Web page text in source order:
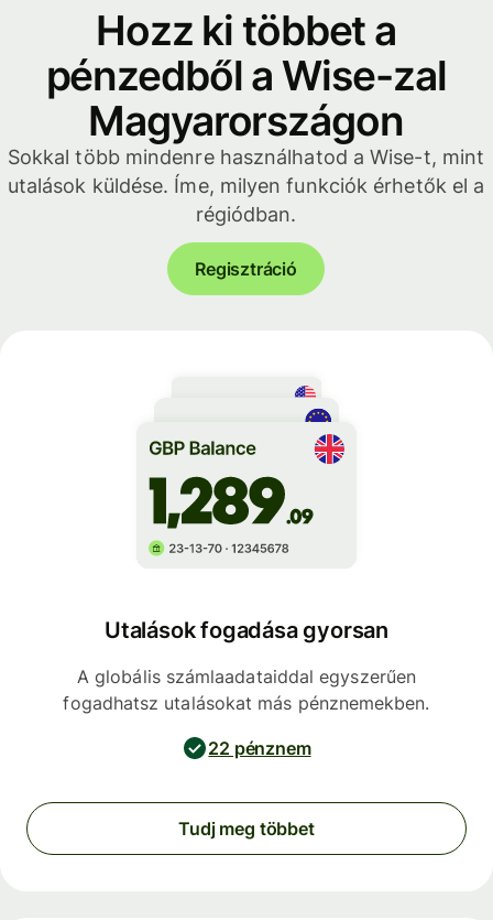
Hozz ki többet a
pénzedből a Wise-zal
Magyarországon
Sokkal több mindenre használhatod a Wise-t, mint
utalások küldése. Íme, milyen funkciók érhetők el a
régiódban.
Regisztráció
Utalások fogadása gyorsan
A globális számlaadataiddal egyszerűen
fogadhatsz utalásokat más pénznemekben.
22 pénznem
Tudj meg többet